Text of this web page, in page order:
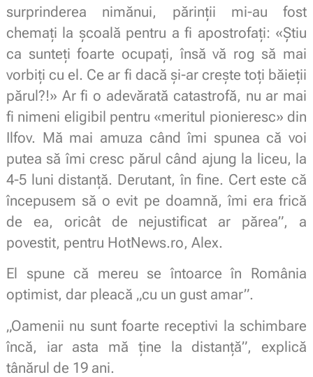
surprinderea nimănui, părinții mi-au fost
chemați la școală pentru a fi apostrofați: «Știu
ca sunteți foarte ocupați, însă vă rog să mai
vorbiți cu el. Ce ar fi dacă și-ar crește toți băieții
părul?!» Ar fi o adevărată catastrofă, nu ar mai
fi nimeni eligibil pentru «meritul pionieresc» din
Ilfov. Mă mai amuza când îmi spunea că voi
putea să îmi cresc părul când ajung la liceu, la
4-5 luni distanță. Derutant, în fine. Cert este că
începusem să o evit pe doamnă, îmi era frică
de ea, oricât de nejustificat ar părea”, a
povestit, pentru HotNews.ro, Alex.
El spune că mereu se întoarce în România
optimist, dar pleacă „cu un gust amar”.
„Oamenii nu sunt foarte receptivi la schimbare
încă, iar asta mă ține la distanță”, explică
tânărul de 19 ani.